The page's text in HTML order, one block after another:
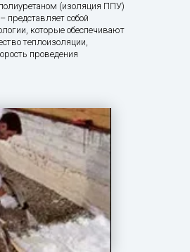
(изоляция ППУ)
представляет собой
которые обеспечивают
теплоизоляции,
проведения